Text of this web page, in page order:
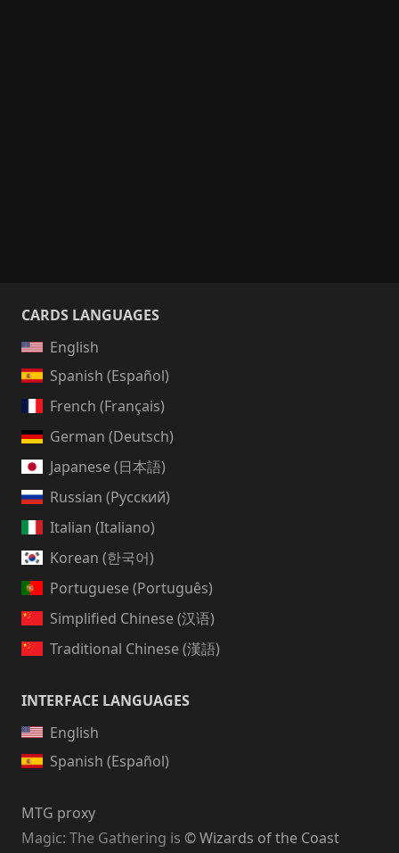
CARDS LANGUAGES
English
Spanish (Español)
French (Français)
German (Deutsch)
Japanese (日本語)
Russian (Русский)
Italian (Italiano)
Korean (한국어)
Portuguese (Português)
Simplified Chinese (汉语)
Traditional Chinese (漢語)
INTERFACE LANGUAGES
English
Spanish (Español)
MTG proxy
Magic: The Gathering is © Wizards of the Coast